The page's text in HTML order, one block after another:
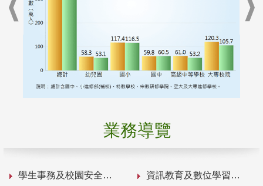
業務導覽
學生事務及校園安全 資訊教育及數位學習